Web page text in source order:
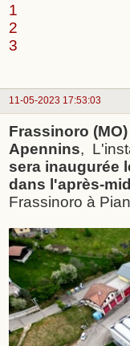
1
2
3
11-05-2023 17:53:03
Frassinoro
Apennins,
sera inaugurée
dans l'après-
Frassinoro à